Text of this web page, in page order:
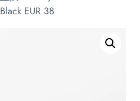
EUR 38